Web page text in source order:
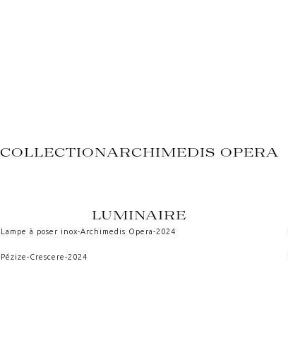
COLLECTIONARCHIMEDIS OPERA
LUMINAIRE
Lampe à poser inox-Archimedis Opera-2024
Pézize-Crescere-2024